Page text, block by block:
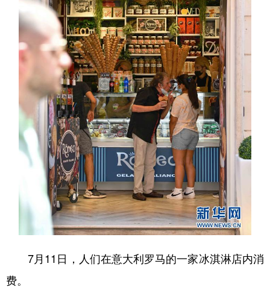
人居 信息化 数字经济
学术中国 乡村振兴 银龄 溯源中国
旅游 能源 会展
彩票 娱乐 时尚 悦读
公益 一带一路 亚太网 上市公司
文化产业
地方频道
北京 天津 河北 山西
浙江 安徽 福建 江西
7月11日，人们在意大利罗马的一家冰淇淋店内消
费。